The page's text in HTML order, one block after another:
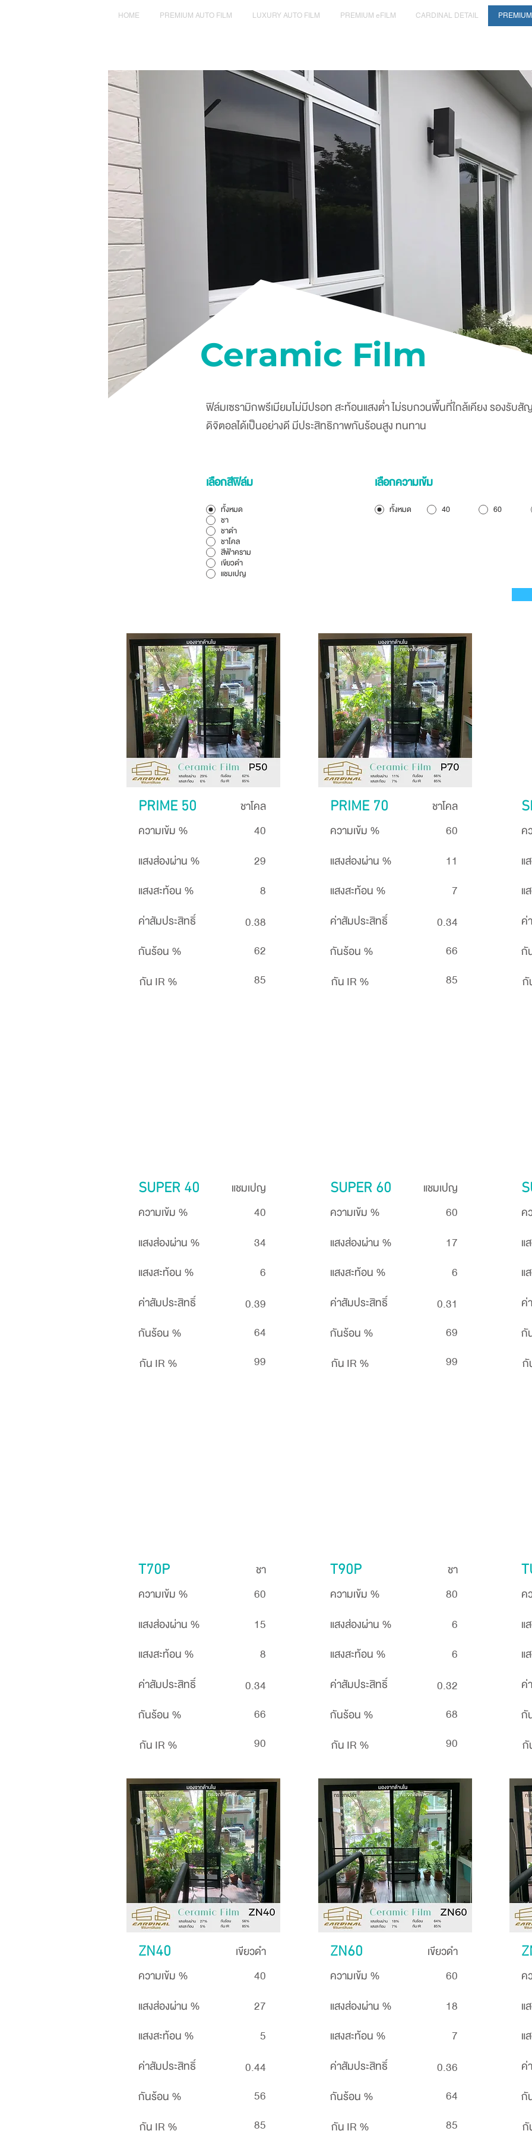
HOME PREMIUM AUTO FILM LUXURY AUTO FILM PREMIUM eFILM CARDINAL DETAIL
Ceramic Film
ฟิล์มเซรามิกพรีเมียมไม่มีปรอท สะท้อนแสงต่ำ ไม่รบกวนพื้นที่ใกล้เคียง รองรับ
ดิจิตอลได้เป็นอย่างดี มีประสิทธิภาพกันร้อนสูง ทนทาน
เลือกสีฟิล์ม
ทั้งหมด
ชา
ชาดำ
ชาโคล
สีฟ้าคราม
เขียวดำ
แชมเปญ
เลือกความเข้ม
ทั้งหมด 40 60
PRIME 50
ชาโคล
ความเข้ม %
40
แสงส่องผ่าน %
แสงสะท้อน %
ค่าสัมประสิทธิ์
กันร้อน %
กัน IR %
29
8
0.38
62
85
SUPER 40
แชมเปญ
ความเข้ม %
40
แสงส่องผ่าน %
แสงสะท้อน %
ค่าสัมประสิทธิ์
กันร้อน %
กัน IR %
34
6
0.39
64
99
T70P
ชา
ความเข้ม %
60
แสงส่องผ่าน %
แสงสะท้อน %
ค่าสัมประสิทธิ์
กันร้อน %
กัน IR %
15
8
0.34
66
90
ZN40
เขียวดำ
ความเข้ม %
40
แสงส่องผ่าน %
แสงสะท้อน %
ค่าสัมประสิทธิ์
กันร้อน %
กัน IR %
27
5
0.44
56
85
PRIME 70
ชาโคล
ความเข้ม %
60
แสงส่องผ่าน %
แสงสะท้อน %
ค่าสัมประสิทธิ์
กันร้อน %
กัน IR %
11
7
0.34
66
85
SUPER 60
แชมเปญ
ความเข้ม %
60
แสงส่องผ่าน %
แสงสะท้อน %
ค่าสัมประสิทธิ์
กันร้อน %
กัน IR %
17
6
0.31
69
99
T90P
ชา
ความเข้ม %
80
แสงส่องผ่าน %
แสงสะท้อน %
ค่าสัมประสิทธิ์
กันร้อน %
กัน IR %
6
6
0.32
68
90
ZN60
เขียวดำ
ความเข้ม %
60
แสงส่องผ่าน %
แสงสะท้อน %
ค่าสัมประสิทธิ์
กันร้อน %
กัน IR %
18
7
0.36
64
85
ค
แ
แ
ค่
กั
กั
ค
แ
แ
ค่
กั
กั
ค
แ
แ
ค่
กั
กั
ค
แ
แ
ค่
กั
กั